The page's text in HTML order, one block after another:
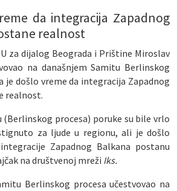
da integracija Zapadnog
realnost
za dijalog Beograda i Prištine Miroslav
na današnjem Samitu Berlinskog
je došlo vreme da integracija Zapadnog
realnost.
(Berlinskog procesa) poruke su bile vrlo
za ljude u regionu, ali je došlo
Zapadnog Balkana postanu
na društvenoj mreži Iks.
Berlinskog procesa učestvovao na